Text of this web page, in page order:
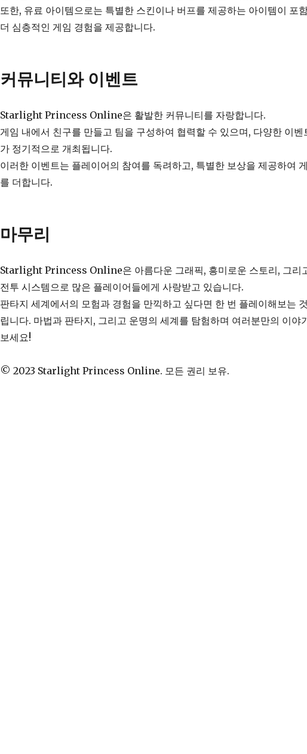
또한, 유료 아이템으로는 특별한 스킨이나 버프를 제공하는 아이템이 포
더 심층적인 게임 경험을 제공합니다.
커뮤니티와 이벤트
Starlight Princess Online은 활발한 커뮤니티를 자랑합니다.
게임 내에서 친구를 만들고 팀을 구성하여 협력할 수 있으며, 다양한 이벤
가 정기적으로 개최됩니다.
이러한 이벤트는 플레이어의 참여를 독려하고, 특별한 보상을 제공하여
를 더합니다.
마무리
Starlight Princess Online은 아름다운 그래픽, 흥미로운 스토리, 그리
전투 시스템으로 많은 플레이어들에게 사랑받고 있습니다.
판타지 세계에서의 모험과 경험을 만끽하고 싶다면 한 번 플레이해보는
립니다. 마법과 판타지, 그리고 운명의 세계를 탐험하며 여러분만의 이야
보세요!
© 2023 Starlight Princess Online. 모든 권리 보유.